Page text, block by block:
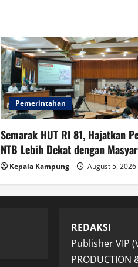
Pemerintahan
Semarak HUT RI 81, Hajatkan
NTB Lebih Dekat dengan
Kepala Kampung August 5, 2026
REDAKSI
Publisher VIP